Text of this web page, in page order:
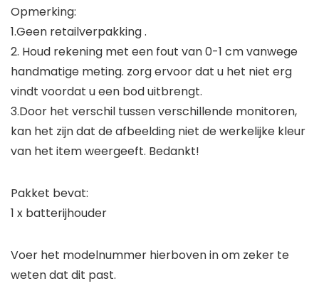
Opmerking:
1.Geen retailverpakking .
2. Houd rekening met een fout van 0-1 cm vanwege
handmatige meting. zorg ervoor dat u het niet erg
vindt voordat u een bod uitbrengt.
3.Door het verschil tussen verschillende monitoren,
kan het zijn dat de afbeelding niet de werkelijke kleur
van het item weergeeft. Bedankt!
Pakket bevat:
1 x batterijhouder
Voer het modelnummer hierboven in om zeker te
weten dat dit past.